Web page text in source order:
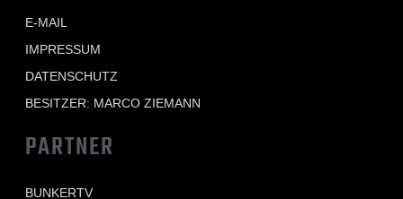
E-MAIL
IMPRESSUM
DATENSCHUTZ
BESITZER: MARCO ZIEMANN
PARTNER
BUNKERTV